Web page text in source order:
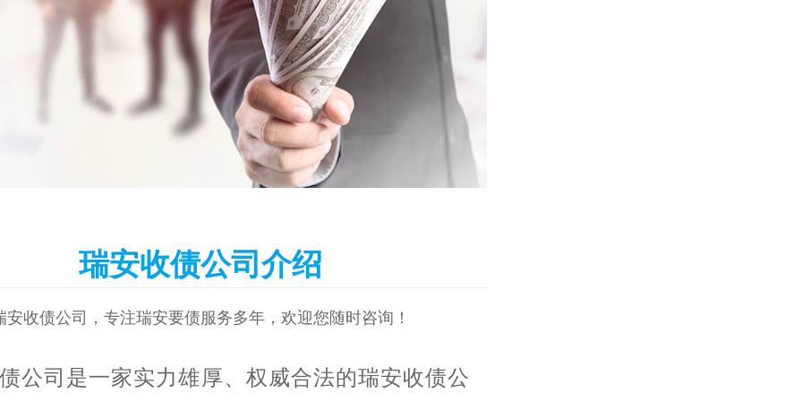
瑞安收债公司介绍
安收债公司，专注瑞安要债服务多年，欢迎您随时咨询！
公司是一家实力雄厚、权威合法的瑞安收债公